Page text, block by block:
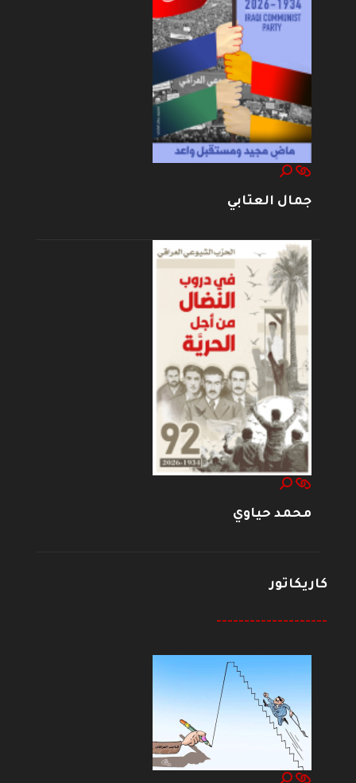
جمال العتابي
محمد حياوي
كاريكاتور
--------------------